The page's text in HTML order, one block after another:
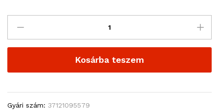
Kosárba teszem
Gyári szám: 37121095579